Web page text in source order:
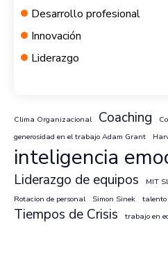
Desarrollo profesional
Innovación
Liderazgo
Clima Organizacional Coaching
generosidad en el trabajo Adam Grant
inteligencia
Liderazgo de equipos MIT
Rotacion de personal
Simon Sinek
Tiempos de Crisis trabajo en